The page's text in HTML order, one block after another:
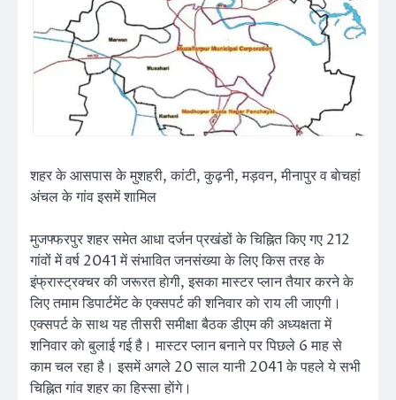
शहर के आसपास के मुशहरी, कांटी, कुढ़नी, मड़वन, मीनापुर व बाेचहां
अंचल के गांव इसमें शामिल
मुजफ्फरपुर शहर समेत आधा दर्जन प्रखंडों के चिह्नित किए गए 212
गांवों में वर्ष 2041 में संभावित जनसंख्या के लिए किस तरह के
इंफ्रास्ट्रक्चर की जरूरत हाेगी, इसका मास्टर प्लान तैयार करने के
लिए तमाम डिपार्टमेंट के एक्सपर्ट की शनिवार काे राय ली जाएगी।
एक्सपर्ट के साथ यह तीसरी समीक्षा बैठक डीएम की अध्यक्षता में
शनिवार काे बुलाई गई है। मास्टर प्लान बनाने पर पिछले 6 माह से
काम चल रहा है। इसमें अगले 20 साल यानी 2041 के पहले ये सभी
चिह्नित गांव शहर का हिस्सा हाेंगे।